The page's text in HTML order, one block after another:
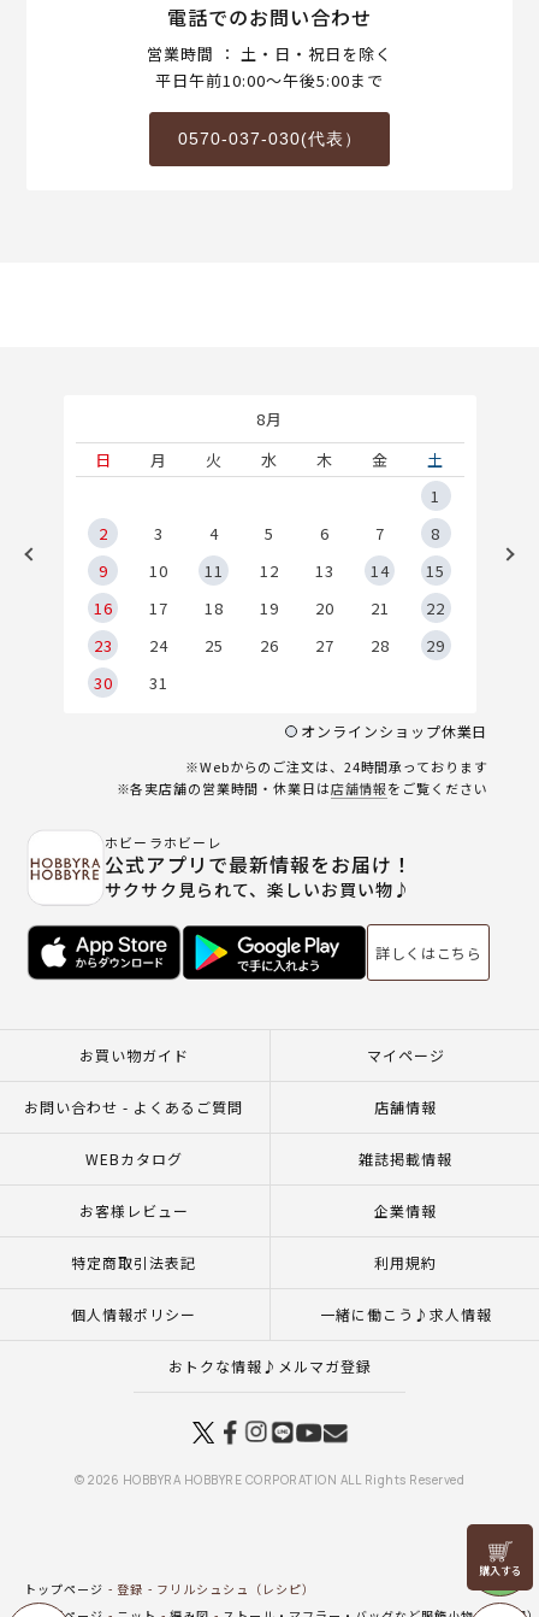
リリヤン
フェア
電話でのお問い合わせ
営業時間 ： 土・日・祝日を除く
平日午前10:00～午後5:00まで
0570-037-030(代表）
8月
日
月 火 水 木 金
土
1
2
3 4 5 6 7
8
9
10 11 12 13 14
15
16
17 18 19 20 21
22
23
24 25 26 27 28
29
30
31
オンラインショップ休業日
※Webからのご注文は、24時間承っております
※各実店舗の営業時間・休業日は店舗情報をご覧ください
ホビーラホビーレ
公式アプリで最新情報をお届け！
サクサク見られて、楽しいお買い物♪
詳しくはこちら
お買い物ガイド マイページ
お問い合わせ - よくあるご質問 店舗情報
WEBカタログ 雑誌掲載情報
お客様レビュー 企業情報
特定商取引法表記 利用規約
個人情報ポリシー 一緒に働こう♪求人情報
おトクな情報♪メルマガ登録
© 2026 HOBBYRA HOBBYRE CORPORATION ALL Rights Reserved
トップページ 登録
フリルシュシュ（レシピ）